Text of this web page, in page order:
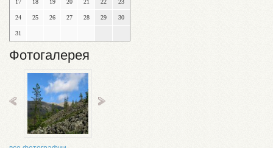
17 18 19 20 21 22 23
24 25 26 27 28 29 30
31
Фотогалерея